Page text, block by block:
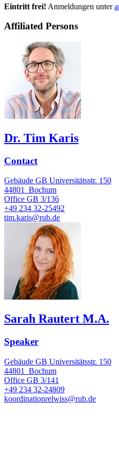
Eintritt frei! Anmeldungen unter
Affiliated Persons
Dr. Tim Karis
Contact
Gebäude GB Universitätsstr. 150
44801 Bochum
Office GB 3/136
+49 234 32-25492
tim.karis@rub.de
Sarah Rautert M.A.
Speaker
Gebäude GB Universitätsstr. 150
44801
Bochum
Office GB 3/141
+49 234 32-24809
koordinationrelwiss@rub.de